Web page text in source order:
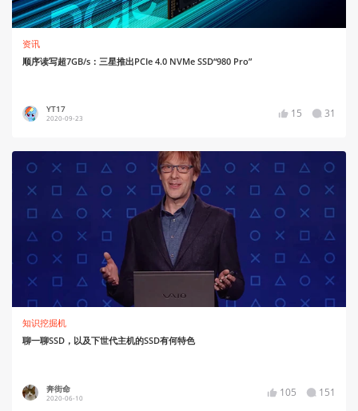
资讯
顺序读写超7GB/s：三星推出PCIe 4.0 NVMe SSD“980 Pro”
YT17
2020-09-23 15 31
知识挖掘机
聊一聊SSD，以及下世代主机的SSD有何特色
奔街命
2020-06-10 105 151